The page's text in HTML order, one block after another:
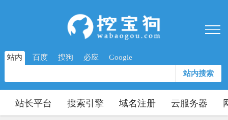
站内 百度 搜狗 必应 Google
站内搜索
站长平台 搜索引擎 域名注册 云服务器